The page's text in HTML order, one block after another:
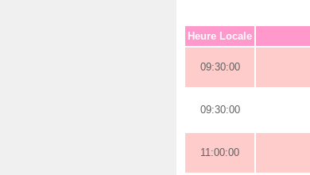
Heure Locale
09:30:00
09:30:00
11:00:00